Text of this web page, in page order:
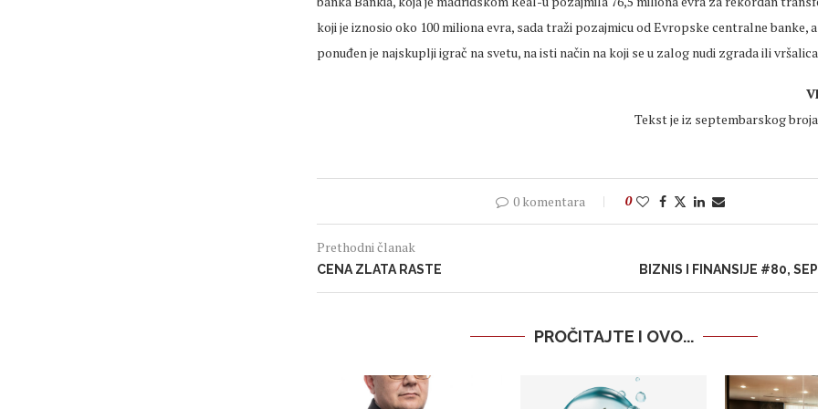
koji je iznosio oko 100 miliona evra, sada traži pozajmicu od Evropske centralne banke,
ponuđen je najskuplji igrač na svetu, na isti način na koji se u zalog nudi zgrada ili
Tekst je iz septembarskog
0 komentara 0
Prethodni članak
CENA ZLATA RASTE BIZNIS I FINANSIJE #80,
PROČITAJTE I OVO...